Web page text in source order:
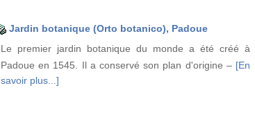
Jardin botanique (Orto botanico), Padoue
Le premier jardin botanique du monde a été créé à
Padoue en 1545. Il a conservé son plan d'origine – [En
savoir plus...]